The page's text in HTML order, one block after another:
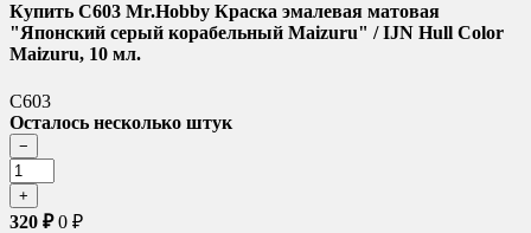
Купить C603 Mr.Hobby Краска эмалевая матовая
"Японский серый корабельный Maizuru" / IJN Hull Color
Maizuru, 10 мл.
C603
Осталось несколько штук
320 ₽0 ₽